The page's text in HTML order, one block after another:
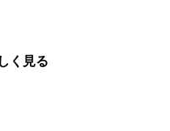
く見る